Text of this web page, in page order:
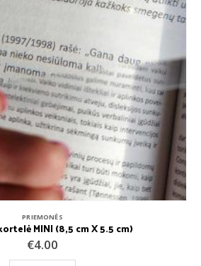
KNYGOS,PRIEMONĖS
€9.99